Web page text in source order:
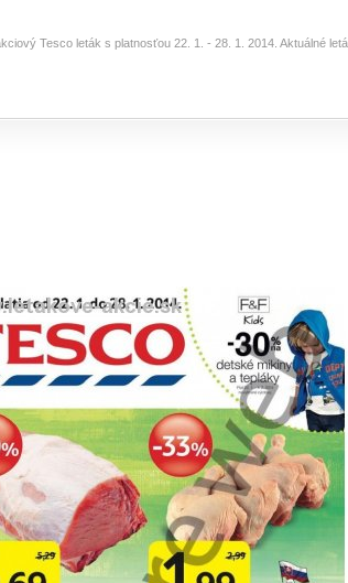
Tesco leták s platnosťou 22. 1. - 28. 1. 2014. Aktuálné